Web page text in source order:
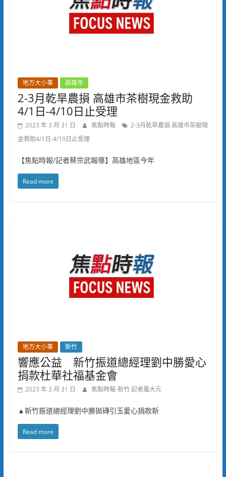
地方大小事 高雄市
2-3月乾旱農損 高雄市茶樹現金救助
4/1日-4/10日止受理
2023 年 3 月 31 日 焦點時報
2-3月乾旱農損 高雄市茶樹現
金救助4/1日-4/10日止受理
【焦點時報/記者蔡宗武報導】高雄地區今年
Read more
地方大小事 新竹
響應公益 新竹振道總經理劉中勝愛心
捐款杜華社福基金會
2023 年 3 月 31 日 焦點時報-新竹 記者羅大元
▲新竹振道總經理劉中勝拋磚引玉愛心捐款新
Read more